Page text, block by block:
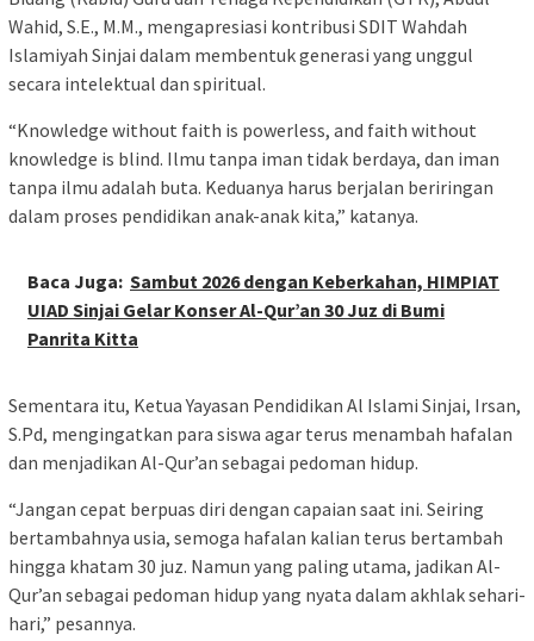
Wahid, S.E., M.M., mengapresiasi kontribusi SDIT Wahdah
Islamiyah Sinjai dalam membentuk generasi yang unggul
secara intelektual dan spiritual.
“Knowledge without faith is powerless, and faith without
knowledge is blind. Ilmu tanpa iman tidak berdaya, dan iman
tanpa ilmu adalah buta. Keduanya harus berjalan beriringan
dalam proses pendidikan anak-anak kita,” katanya.
Baca Juga: Sambut 2026 dengan Keberkahan, HIMPIAT
UIAD Sinjai Gelar Konser Al-Qur’an 30 Juz di Bumi
Panrita Kitta
Sementara itu, Ketua Yayasan Pendidikan Al Islami Sinjai, Irsan,
S.Pd, mengingatkan para siswa agar terus menambah hafalan
dan menjadikan Al-Qur’an sebagai pedoman hidup.
“Jangan cepat berpuas diri dengan capaian saat ini. Seiring
bertambahnya usia, semoga hafalan kalian terus bertambah
hingga khatam 30 juz. Namun yang paling utama, jadikan Al-
Qur’an sebagai pedoman hidup yang nyata dalam akhlak sehari-
hari,” pesannya.